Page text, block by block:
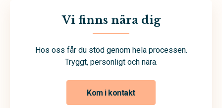
Vi finns nära dig
Hos oss får du stöd genom hela processen.
Tryggt, personligt och nära.
Kom i kontakt